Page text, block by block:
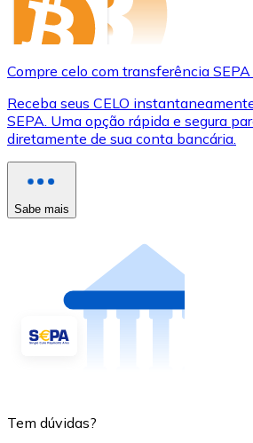
Compre celo com transferência
Receba seus CELO
SEPA. Uma opção rápida e segura
diretamente de sua conta bancária.
Sabe mais
Tem dúvidas?